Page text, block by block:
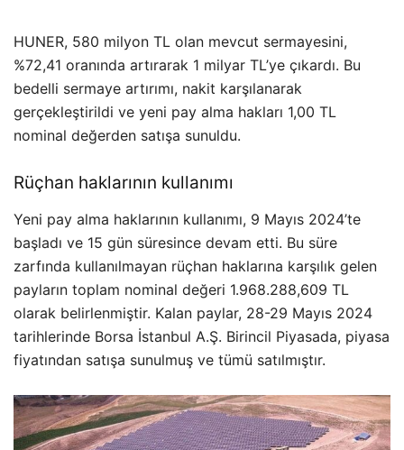
HUNER, 580 milyon TL olan mevcut sermayesini,
%72,41 oranında artırarak 1 milyar TL’ye çıkardı. Bu
bedelli sermaye artırımı, nakit karşılanarak
gerçekleştirildi ve yeni pay alma hakları 1,00 TL
nominal değerden satışa sunuldu.
Rüçhan haklarının kullanımı
Yeni pay alma haklarının kullanımı, 9 Mayıs 2024’te
başladı ve 15 gün süresince devam etti. Bu süre
zarfında kullanılmayan rüçhan haklarına karşılık gelen
payların toplam nominal değeri 1.968.288,609 TL
olarak belirlenmiştir. Kalan paylar, 28-29 Mayıs 2024
tarihlerinde Borsa İstanbul A.Ş. Birincil Piyasada, piyasa
fiyatından satışa sunulmuş ve tümü satılmıştır​​​​.